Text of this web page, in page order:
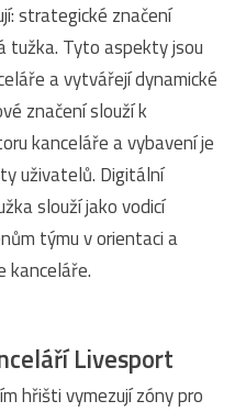
strategické značení
tužka. Tyto aspekty jsou
a vytvářejí dynamické
značení slouží k
kanceláře a vybavení je
uživatelů. Digitální
slouží jako vodicí
týmu v orientaci a
kanceláře.
Livesport
hřišti vymezují zóny pro